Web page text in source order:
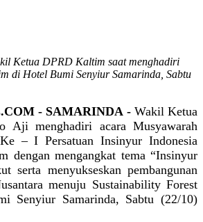
Ketua DPRD Kaltim saat menghadiri
di Hotel Bumi Senyiur Samarinda, Sabtu
- SAMARINDA - Wakil Ketua
Aji menghadiri acara Musyawarah
– I Persatuan Insinyur Indonesia
dengan mengangkat tema “Insinyur
serta menyukseskan pembangunan
menuju Sustainability Forest
Senyiur Samarinda, Sabtu (22/10)